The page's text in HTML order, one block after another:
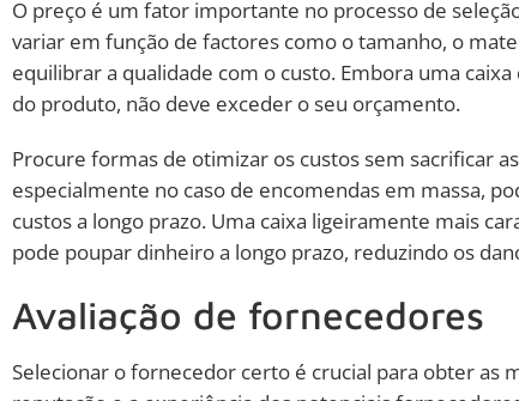
O preço é um fator importante no processo de
variar em função de factores como o tamanho, o
equilibrar a qualidade com o custo. Embora uma
do produto, não deve exceder o seu orçamento.
Procure formas de otimizar os custos sem sacrificar
especialmente no caso de encomendas em massa,
custos a longo prazo. Uma caixa ligeiramente mais
pode poupar dinheiro a longo prazo, reduzindo os
Avaliação de fornecedores
Selecionar o fornecedor certo é crucial para obter as